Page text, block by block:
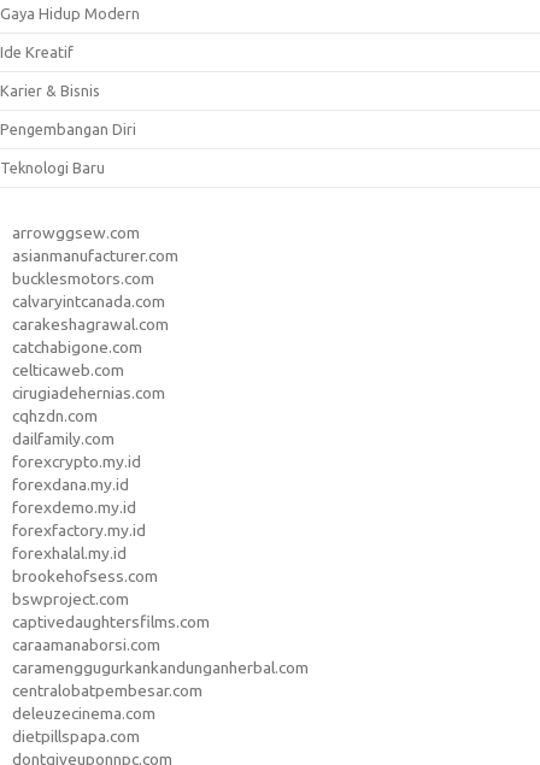
Gaya Hidup Modern
Ide Kreatif
Karier & Bisnis
Pengembangan Diri
Teknologi Baru
arrowggsew.com
asianmanufacturer.com
bucklesmotors.com
calvaryintcanada.com
carakeshagrawal.com
catchabigone.com
celticaweb.com
cirugiadehernias.com
cqhzdn.com
dailfamily.com
forexcrypto.my.id
forexdana.my.id
forexdemo.my.id
forexfactory.my.id
forexhalal.my.id
brookehofsess.com
bswproject.com
captivedaughtersfilms.com
caraamanaborsi.com
caramenggugurkankandunganherbal.com
centralobatpembesar.com
deleuzecinema.com
dietpillspapa.com
dontgiveuponnpc.com